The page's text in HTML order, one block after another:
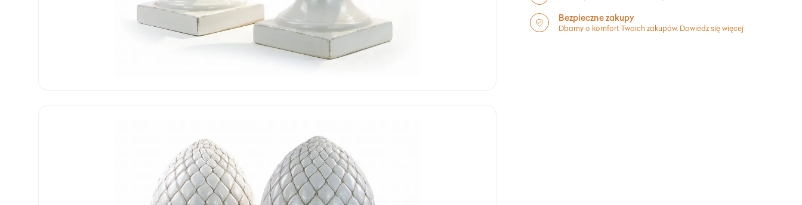
Bezpieczne zakupy
Dbamy o komfort Twoich zakupów. Dowiedz się więcej